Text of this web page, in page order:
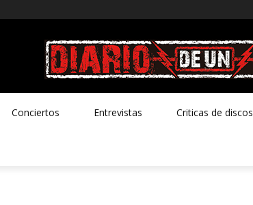
Conciertos Entrevistas Criticas de discos